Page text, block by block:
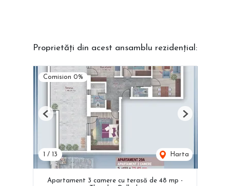
Proprietăți din acest ansamblu rezidențial:
Comision 0%
/ 13 Harta
Previous Next
Apartament 3 camere cu terasă de 48 mp -